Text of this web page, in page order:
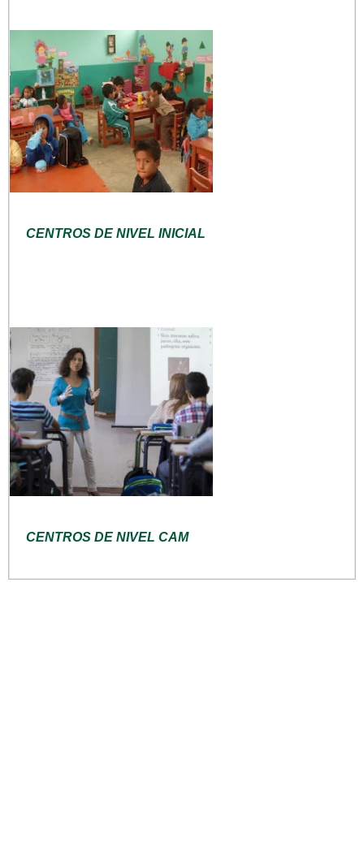
CENTROS DE NIVEL INICIAL
CENTROS DE NIVEL CAM